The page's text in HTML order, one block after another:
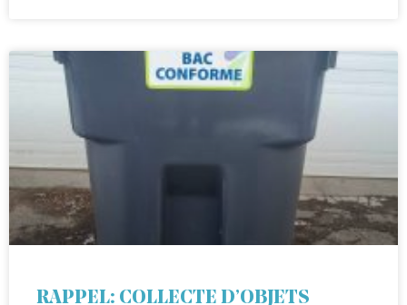
RAPPEL: COLLECTE D’OBJETS